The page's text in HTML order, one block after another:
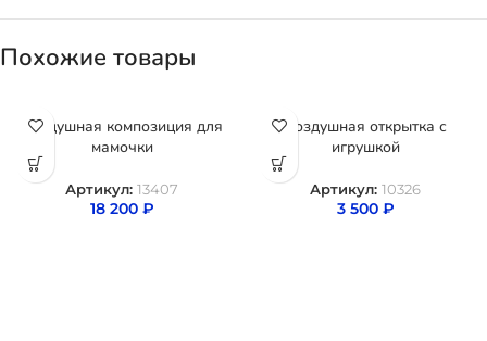
Похожие товары
Воздушная композиция для
мамочки
Артикул: 13407
18 200 ₽
Воздушная открытка с
игрушкой
Артикул: 10326
3 500 ₽